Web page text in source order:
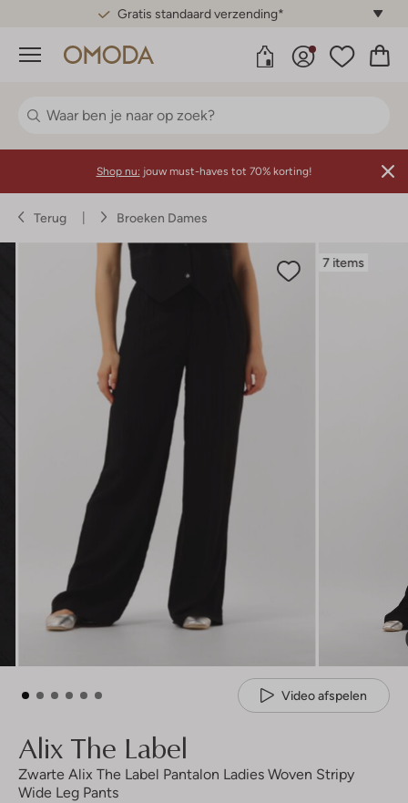
Gratis standaard verzending*
Menu
Shop nu: jouw must-haves tot 70% korting!
Terug Broeken Dames
7 items
Video afspelen
Alix The Label
Zwarte Alix The Label Pantalon Ladies Woven Stripy
Wide Leg Pants